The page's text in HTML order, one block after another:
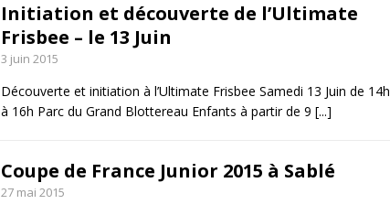
Initiation et découverte de l’Ultimate
Frisbee – le 13 Juin
3 juin 2015
Découverte et initiation à l’Ultimate Frisbee Samedi 13 Juin de 14h
à 16h Parc du Grand Blottereau Enfants à partir de 9 [...]
Coupe de France Junior 2015 à Sablé
27 mai 2015